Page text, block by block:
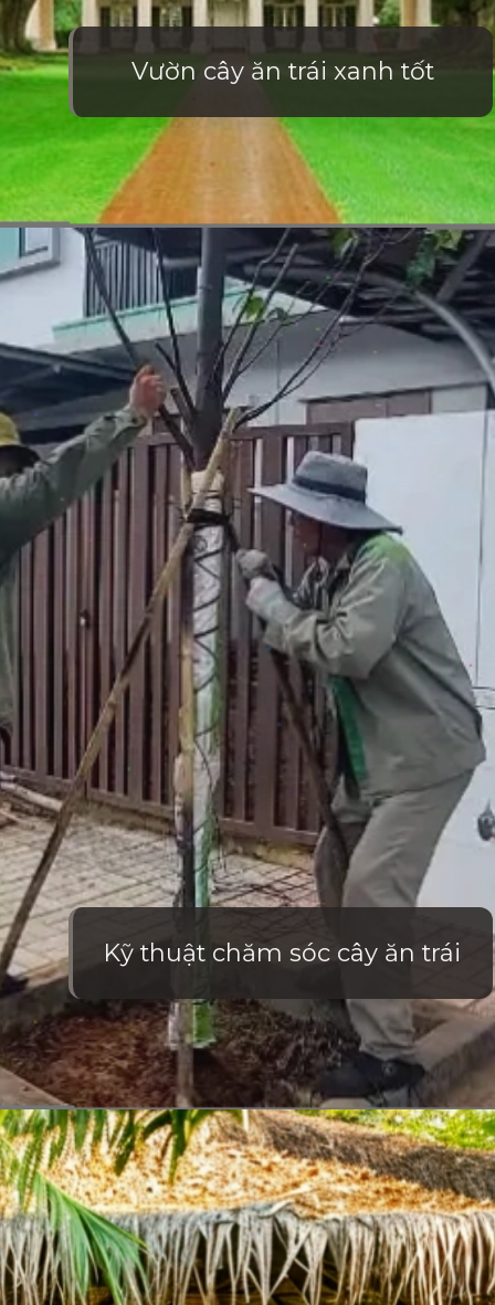
Vườn cây ăn trái xanh tốt
Đang mở https://vietnamxua.edu.vn/nen-trong-cay-an-qua-gi-trong-vuon-nha
Kỹ thuật chăm sóc cây ăn trái
Đang mở https://vietnamxua.edu.vn/nen-trong-cay-an-qua-gi-trong-vuon-nha